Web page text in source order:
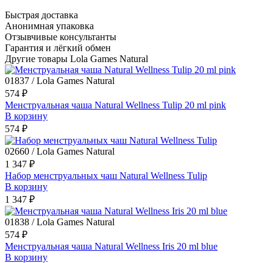
Быстрая доставка
Анонимная упаковка
Отзывчивые консультанты
Гарантия и лёгкий обмен
Другие товары Lola Games Natural
01837 / Lola Games Natural
574 ₽
Менструальная чаша Natural Wellness Tulip 20 ml pink
В корзину
574 ₽
02660 / Lola Games Natural
1 347 ₽
Набор менструальных чаш Natural Wellness Tulip
В корзину
1 347 ₽
01838 / Lola Games Natural
574 ₽
Менструальная чаша Natural Wellness Iris 20 ml blue
В корзину